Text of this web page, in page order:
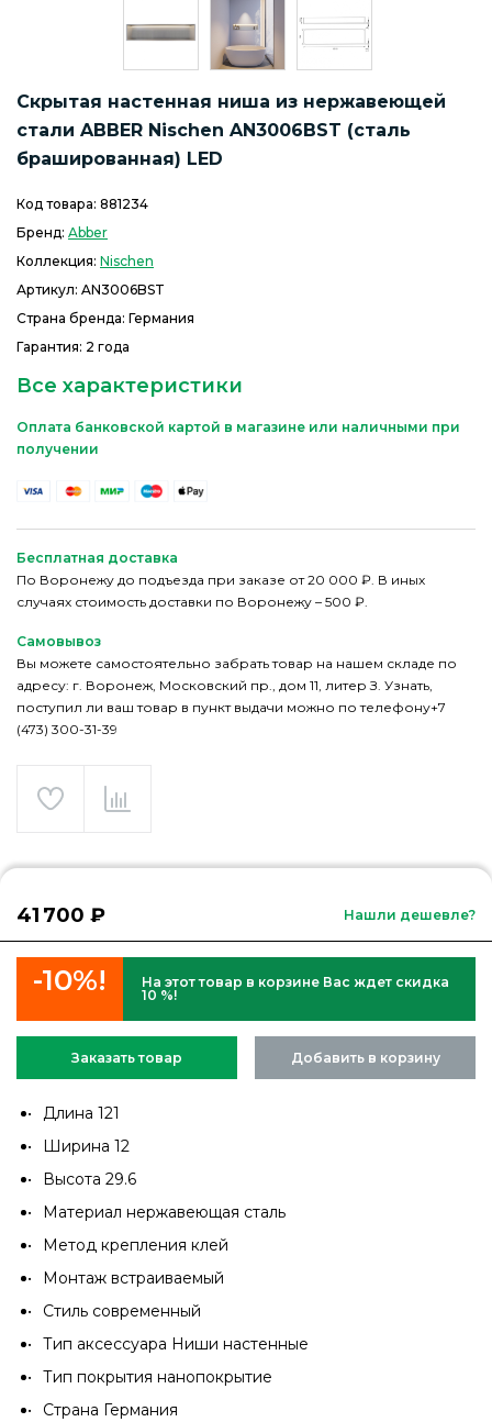
Скрытая настенная ниша из нержавеющей
стали ABBER Nischen AN3006BST (сталь
брашированная) LED
Код товара: 881234
Бренд: Abber
Коллекция: Nischen
Артикул: AN3006BST
Страна бренда: Германия
Гарантия: 2 года
Все характеристики
Оплата банковской картой в магазине или наличными при
получении
Бесплатная доставка
По Воронежу до подъезда при заказе от 20 000 ₽. В иных
случаях стоимость доставки по Воронежу – 500 ₽.
Самовывоз
Вы можете самостоятельно забрать товар на нашем складе по
адресу: г. Воронеж, Московский пр., дом 11, литер З. Узнать,
поступил ли ваш товар в пункт выдачи можно по телефону+7
(473) 300-31-39
41 700 ₽ Нашли дешевле?
-10%!
На этот товар в корзине Вас ждет скидка
10 %!
Заказать товар Добавить в корзину
Длина 121
Ширина 12
Высота 29.6
Материал нержавеющая сталь
Метод крепления клей
Монтаж встраиваемый
Стиль современный
Тип аксессуара Ниши настенные
Тип покрытия нанопокрытие
Страна Германия